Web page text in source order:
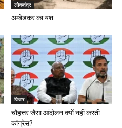
लोकतंत्र
अम्बेडकर का यश
विचार
चौहत्तर जैसा आंदोलन क्यों नहीं करती
कांग्रेस?